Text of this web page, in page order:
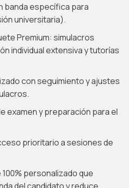
banda específica para
universitaria).
Premium: simulacros
individual extensiva y tutorías
con seguimiento y ajustes
examen y preparación para el
prioritario a sesiones de
personalizado que